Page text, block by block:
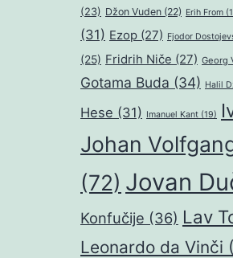
(23) Džon Vuden (22) Erih From
(31) Ezop (27) Fjodor
(25) Fridrih Niče (27) Georg
Gotama Buda (34) Halil
Hese (31) Imanuel Kant (19)
Johan
(72) Jovan
Konfučije (36) Lav
Leonardo da Vinči